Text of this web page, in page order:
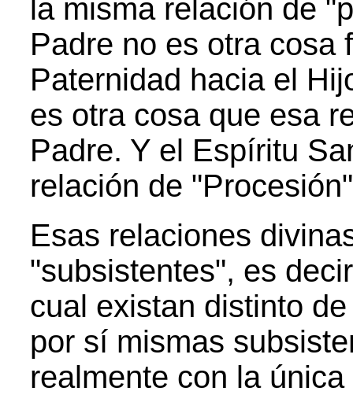
la misma relación de
Padre no es otra cosa
Paternidad hacia el
es otra cosa que esa
Padre. Y el Espíritu
relación de
Esas relaciones
"subsistentes", es
cual existan distinto
por sí mismas
realmente con la